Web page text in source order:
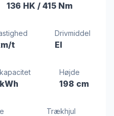
136 HK / 415 Nm
t
Drivmiddel
El
Højde
198 cm
Trækhjul